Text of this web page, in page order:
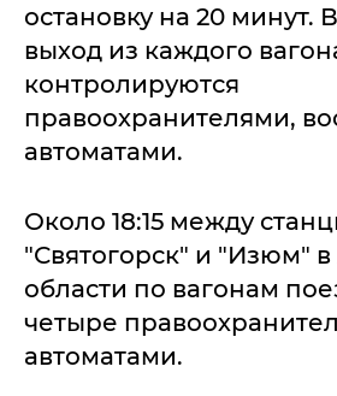
остановку на 20 минут.
выход из каждого
контролируются
правоохранителями,
автоматами.
Около 18:15 между
"Святогорск" и "Изюм" в
области по вагонам
четыре
автоматами.